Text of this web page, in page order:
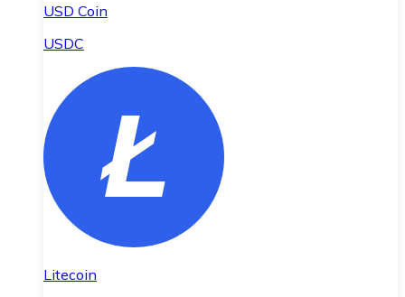
USD Coin
USDC
Litecoin